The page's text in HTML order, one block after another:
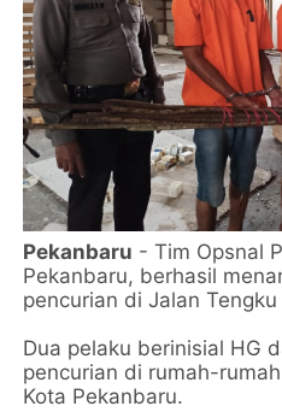
Pekanbaru - Tim Opsnal
Pekanbaru, berhasil
pencurian di Jalan Tengku
Dua pelaku berinisial HG
pencurian di rumah-
Kota Pekanbaru.